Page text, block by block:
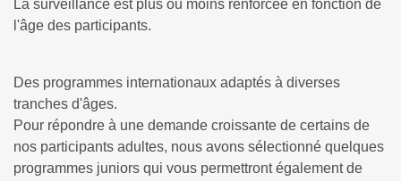
La surveillance est plus ou moins renforcée en fonction de
l'âge des participants.
Des programmes internationaux adaptés à diverses
tranches d'âges.
Pour répondre à une demande croissante de certains de
nos participants adultes, nous avons sélectionné quelques
programmes juniors qui vous permettront également de